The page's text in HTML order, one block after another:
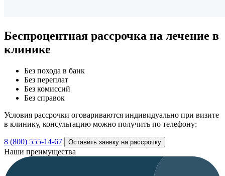
Беспроцентная рассрочка на лечение в
клинике
Без похода в банк
Без переплат
Без комиссий
Без справок
Условия рассрочки оговариваются индивидуально при визите
в клинику, консультацию можно получить по телефону:
8 (800) 555-14-67 Оставить заявку на рассрочку
Наши преимущества